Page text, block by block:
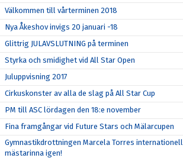
Välkommen till vårterminen 2018
Nya Åkeshov invigs 20 januari -18
Glittrig JULAVSLUTNING på terminen
Styrka och smidighet vid All Star Open
Juluppvisning 2017
Cirkuskonster av alla de slag på All Star Cup
PM till ASC lördagen den 18:e november
Fina framgångar vid Future Stars och Mälarcupen
Gymnastikdrottningen Marcela Torres internationell
mästarinna igen!